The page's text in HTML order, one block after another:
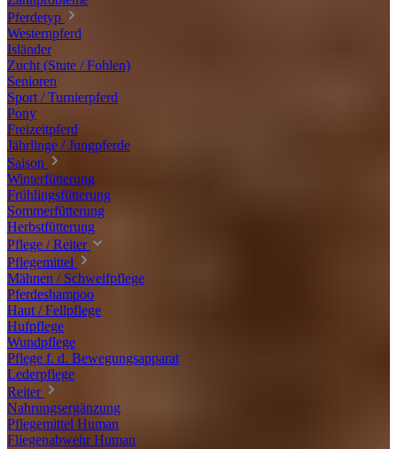
Pferdetyp
Westernpferd
Isländer
Zucht (Stute / Fohlen)
Senioren
Sport / Turnierpferd
Pony
Freizeitpferd
Jährlinge / Jungpferde
Saison
Winterfütterung
Frühlingsfütterung
Sommerfütterung
Herbstfütterung
Pflege / Reiter
Pflegemittel
Mähnen / Schweifpflege
Pferdeshampoo
Haut / Fellpflege
Hufpflege
Wundpflege
Pflege f. d. Bewegungsapparat
Lederpflege
Reiter
Nahrungsergänzung
Pflegemittel Human
Fliegenabwehr Human